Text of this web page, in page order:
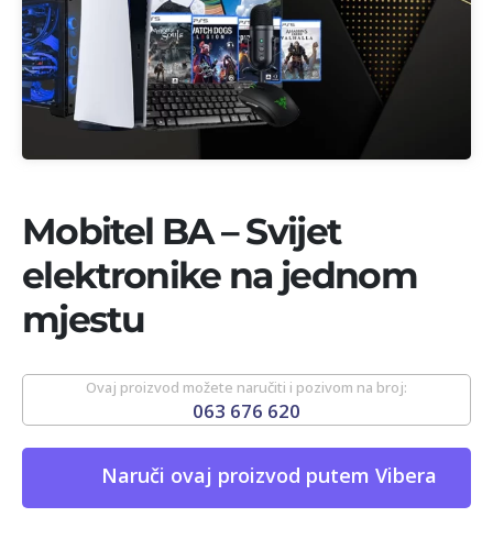
Mobitel BA – Svijet
elektronike na jednom
mjestu
Ovaj proizvod možete naručiti i pozivom na broj:
063 676 620
Naruči ovaj proizvod putem Vibera